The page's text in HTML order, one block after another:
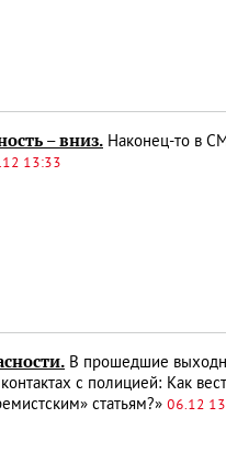
– вниз. Наконец-то в
13:33
В прошедшие
с полицией: Как
статьям?» 06.12